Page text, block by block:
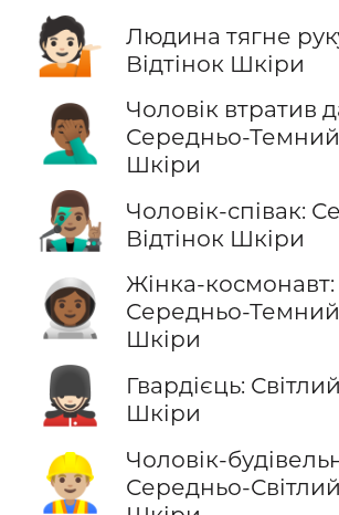
💁🏻
Людина тягне
Відтінок Шкіри
🤦🏾‍♂️
Чоловік втратив
Середньо-Темний
Шкіри
👨🏽‍🎤
Чоловік-співак:
Відтінок Шкіри
👩🏾‍🚀
Жінка-космонавт:
Середньо-Темний
Шкіри
💂🏻
Гвардієць:
Шкіри
👷🏼‍♂️
Чоловік-
Середньо-